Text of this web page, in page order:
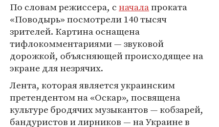
По словам режиссера, сначалапроката
«Поводырь» посмотрели 140 тысяч
зрителей. Картина оснащена
тифлокомментариями — звуковой
дорожкой, объясняющей происходящее на
экране для незрячих.
Лента, которая является украинским
претендентом на «Оскар», посвящена
культуре бродячих музыкантов — кобзарей,
бандуристов и лирников — на Украине в